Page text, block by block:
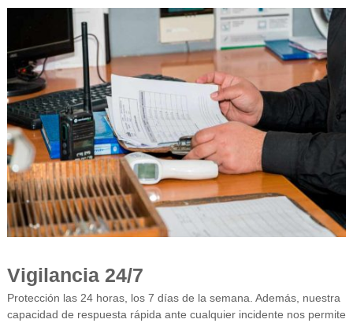
Vigilancia 24/7
Protección las 24 horas, los 7 días de la semana. Además, nuestra
capacidad de respuesta rápida ante cualquier incidente nos permite